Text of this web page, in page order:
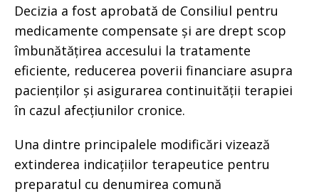
Decizia a fost aprobată de Consiliul pentru
medicamente compensate și are drept scop
îmbunătățirea accesului la tratamente
eficiente, reducerea poverii financiare asupra
pacienților și asigurarea continuității terapiei
în cazul afecțiunilor cronice.
Una dintre principalele modificări vizează
extinderea indicațiilor terapeutice pentru
preparatul cu denumirea comună